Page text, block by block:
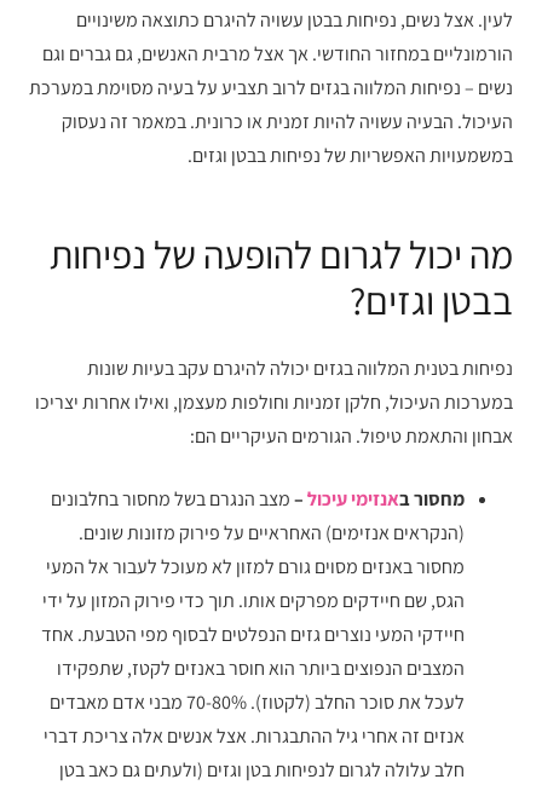
לעין. אצל נשים, נפיחות בבטן עשויה להיגרם כתוצאה משינויים
הורמונליים במחזור החודשי. אך אצל מרבית האנשים, גם גברים וגם
נשים – נפיחות המלווה בגזים לרוב תצביע על בעיה מסוימת במערכת
העיכול. הבעיה עשויה להיות זמנית או כרונית. במאמר זה נעסוק
במשמעויות האפשריות של נפיחות בבטן וגזים.
מה יכול לגרום להופעה של נפיחות
בבטן וגזים?
נפיחות בטנית המלווה בגזים יכולה להיגרם עקב בעיות שונות
במערכות העיכול, חלקן זמניות וחולפות מעצמן, ואילו אחרות יצריכו
אבחון והתאמת טיפול. הגורמים העיקריים הם:
מחסור באנזימי עיכול–מצב הנגרם בשל מחסור בחלבונים
(הנקראים אנזימים) האחראיים על פירוק מזונות שונים.
מחסור באנזים מסוים גורם למזון לא מעוכל לעבור אל המעי
הגס, שם חיידקים מפרקים אותו. תוך כדי פירוק המזון על ידי
חיידקי המעי נוצרים גזים הנפלטים לבסוף מפי הטבעת. אחד
המצבים הנפוצים ביותר הוא חוסר באנזים לקטז, שתפקידו
לעכל את סוכר החלב (לקטוז). 70-80% מבני אדם מאבדים
אנזים זה אחרי גיל ההתבגרות. אצל אנשים אלה צריכת דברי
חלב עלולה לגרום לנפיחות בטן וגזים (ולעתים גם כאב בטן